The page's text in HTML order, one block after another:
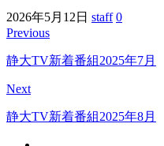
2026年5月12日 staff 0
Previous
静大TV新着番組2025年7月
Next
静大TV新着番組2025年8月